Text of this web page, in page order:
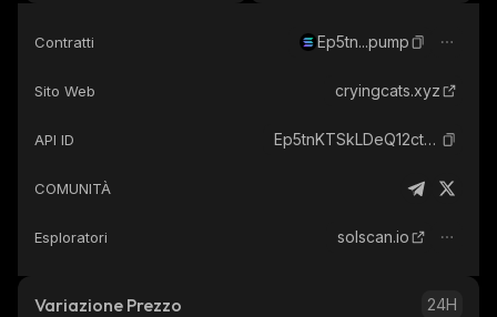
Contratti Ep5tn...pump
Sito Web cryingcats.xyz
API ID Ep5tnKTSkLDeQ12ctS3RhQNcbcApkcyJcGPgHh4dpump_solana
COMUNITÀ
Esploratori solscan.io
Variazione Prezzo 24H